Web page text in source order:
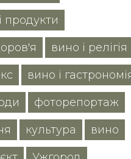
продукти
вино і релігія
вино і
фоторепортаж
культура вино